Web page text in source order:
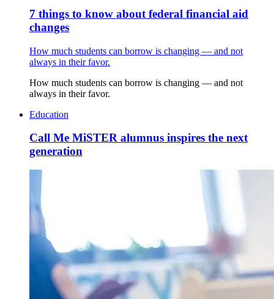
7 things to know about federal financial aid
changes
How much students can borrow is changing — and not
always in their favor.
How much students can borrow is changing — and not
always in their favor.
Education
Call Me MiSTER alumnus inspires the next
generation